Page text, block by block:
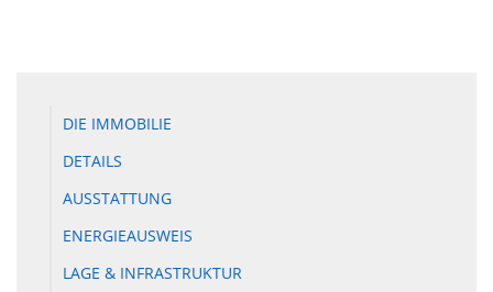
DIE IMMOBILIE
DETAILS
AUSSTATTUNG
ENERGIEAUSWEIS
LAGE & INFRASTRUKTUR